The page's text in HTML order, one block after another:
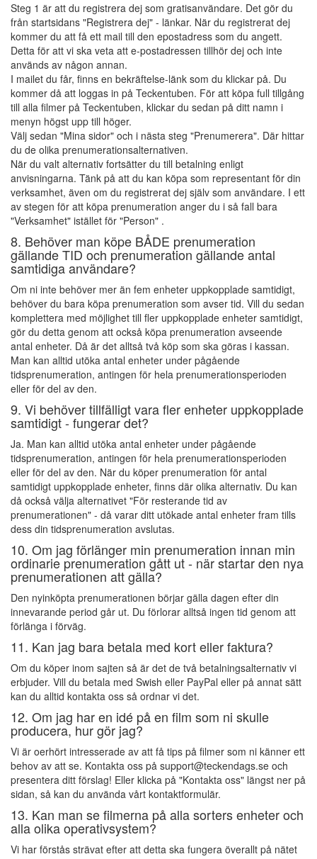
Steg 1 är att du registrera dej som gratisanvändare. Det gör du
från startsidans "Registrera dej" - länkar. När du registrerat dej
kommer du att få ett mail till den epostadress som du angett.
Detta för att vi ska veta att e-postadressen tillhör dej och inte
används av någon annan.
I mailet du får, finns en bekräftelse-länk som du klickar på. Du
kommer då att loggas in på Teckentuben. För att köpa full tillgång
till alla filmer på Teckentuben, klickar du sedan på ditt namn i
menyn högst upp till höger.
Välj sedan "Mina sidor" och i nästa steg "Prenumerera". Där hittar
du de olika prenumerationsalternativen.
När du valt alternativ fortsätter du till betalning enligt
anvisningarna. Tänk på att du kan köpa som representant för din
verksamhet, även om du registrerat dej själv som användare. I ett
av stegen för att köpa prenumeration anger du i så fall bara
"Verksamhet" istället för "Person" .
8. Behöver man köpe BÅDE prenumeration
gällande TID och prenumeration gällande antal
samtidiga användare?
Om ni inte behöver mer än fem enheter uppkopplade samtidigt,
behöver du bara köpa prenumeration som avser tid. Vill du sedan
komplettera med möjlighet till fler uppkopplade enheter samtidigt,
gör du detta genom att också köpa prenumeration avseende
antal enheter. Då är det alltså två köp som ska göras i kassan.
Man kan alltid utöka antal enheter under pågående
tidsprenumeration, antingen för hela prenumerationsperioden
eller för del av den.
9. Vi behöver tillfälligt vara fler enheter uppkopplade
samtidigt - fungerar det?
Ja. Man kan alltid utöka antal enheter under pågående
tidsprenumeration, antingen för hela prenumerationsperioden
eller för del av den. När du köper prenumeration för antal
samtidigt uppkopplade enheter, finns där olika alternativ. Du kan
då också välja alternativet "För resterande tid av
prenumerationen" - då varar ditt utökade antal enheter fram tills
dess din tidsprenumeration avslutas.
10. Om jag förlänger min prenumeration innan min
ordinarie prenumeration gått ut - när startar den nya
prenumerationen att gälla?
Den nyinköpta prenumerationen börjar gälla dagen efter din
innevarande period går ut. Du förlorar alltså ingen tid genom att
förlänga i förväg.
11. Kan jag bara betala med kort eller faktura?
Om du köper inom sajten så är det de två betalningsalternativ vi
erbjuder. Vill du betala med Swish eller PayPal eller på annat sätt
kan du alltid kontakta oss så ordnar vi det.
12. Om jag har en idé på en film som ni skulle
producera, hur gör jag?
Vi är oerhört intresserade av att få tips på filmer som ni känner ett
behov av att se. Kontakta oss på support@teckendags.se och
presentera ditt förslag! Eller klicka på "Kontakta oss" längst ner på
sidan, så kan du använda vårt kontaktformulär.
13. Kan man se filmerna på alla sorters enheter och
alla olika operativsystem?
Vi har förstås strävat efter att detta ska fungera överallt på nätet